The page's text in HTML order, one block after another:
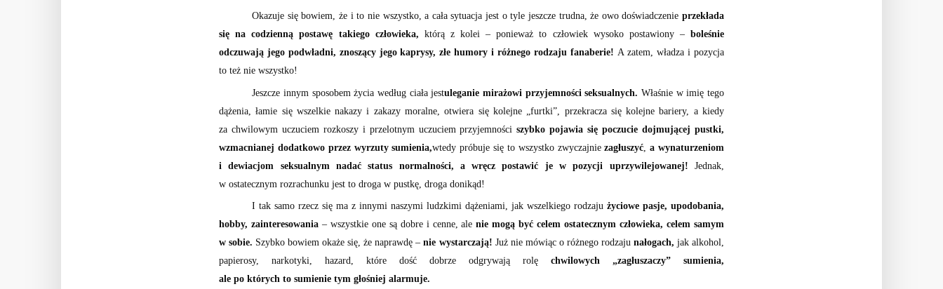
Okazuje się bowiem, że i to nie wszystko, a cała sytuacja jest o tyle jeszcze trudna, że owo doświadczenie przekłada
się na codzienną postawę takiego człowieka, którą z kolei – ponieważ to człowiek wysoko postawiony – boleśnie
odczuwają jego podwładni, znoszący jego kaprysy, złe humory i różnego rodzaju fanaberie! A zatem, władza i pozycja
to też nie wszystko!
Jeszcze innym sposobem życia według ciała jestuleganie mirażowi przyjemności seksualnych. Właśnie w imię tego
dążenia, łamie się wszelkie nakazy i zakazy moralne, otwiera się kolejne „furtki”, przekracza się kolejne bariery, a kiedy
za chwilowym uczuciem rozkoszy i przelotnym uczuciem przyjemnościszybko pojawia się poczucie dojmującej pustki,
wzmacnianej dodatkowo przez wyrzuty sumienia,wtedy próbuje się to wszystko zwyczajniezagłuszyć ,a wynaturzeniom
i dewiacjom seksualnym nadać status normalności, a wręcz postawić je w pozycji uprzywilejowanej! Jednak,
w ostatecznym rozrachunku jest to droga w pustkę, droga donikąd!
I tak samo rzecz się ma z innymi naszymi ludzkimi dążeniami, jak wszelkiego rodzajużyciowe pasje, upodobania,
hobby, zainteresowania– wszystkie one są dobre i cenne, alenie mogą być celem ostatecznym człowieka, celem samym
w sobie. Szybko bowiem okaże się, że naprawdę –nie wystarczają! Już nie mówiąc o różnego rodzaju nałogach, jak alkohol,
papierosy, narkotyki, hazard, które dość dobrze odgrywają rolę chwilowych „zagłuszaczy” sumienia,
ale po których to sumienie tym głośniej alarmuje.